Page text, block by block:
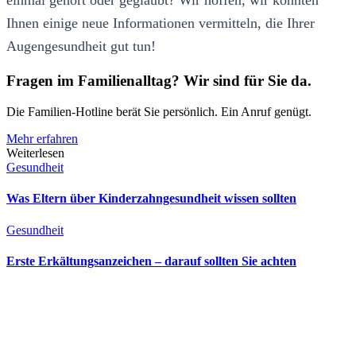
Ihnen einige neue Informationen vermitteln, die Ihrer
Augengesundheit gut tun!
Fragen im Familienalltag? Wir sind für Sie da.
Die Familien-Hotline berät Sie persönlich. Ein Anruf genügt.
Mehr erfahren
Weiterlesen
Gesundheit
Was Eltern über Kinderzahngesundheit wissen sollten
Gesundheit
Erste Erkältungsanzeichen – darauf sollten Sie achten